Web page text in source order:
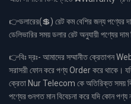
👉ডলারের(💲) রেট কম বেশির জন্য পণ্যের
ডেলিভারির সময় ডলার রেট অনুযায়ী পণ্যের দাম
👉বিঃ দ্রঃ- আমাদের সম্মানীত
সরাসরী ফোন করে পণ্য Order করে থাকে।
ক্রেতা Nur Telecom কে অতিরিক্ত সময়
পণ্যের গুনগত মান বিবেচনা করে যদি কোন পণ্য